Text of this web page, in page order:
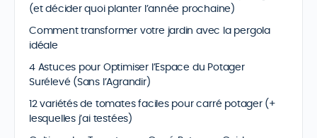
(et décider quoi planter l’année prochaine)
Comment transformer votre jardin avec la pergola
idéale
4 Astuces pour Optimiser l’Espace du Potager
Surélevé (Sans l’Agrandir)
12 variétés de tomates faciles pour carré potager (+
lesquelles j’ai testées)